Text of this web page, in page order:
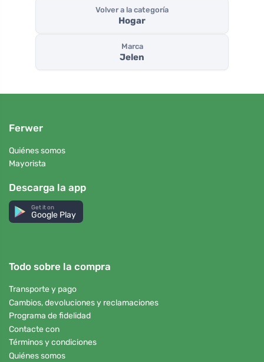
Volver a la categoría
Hogar
Marca
Jelen
Ferwer
Quiénes somos
Mayorista
Descarga la app
Get it on
Google Play
Todo sobre la compra
Transporte y pago
Cambios, devoluciones y reclamaciones
Programa de fidelidad
Contacte con
Términos y condiciones
Quiénes somos